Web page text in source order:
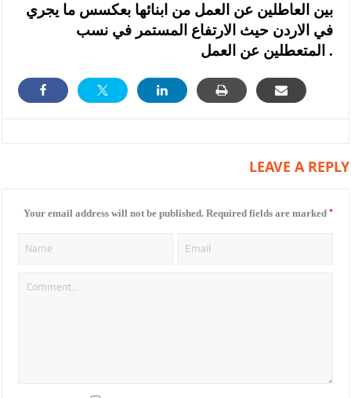
بين العاطلين عن العمل من ابنائها بعكسس ما يجري
في الاردن حيث الارتفاع المستمر في نسب
المتعطلين عن العمل .
LEAVE A REPLY
Your email address will not be published. Required fields are marked *